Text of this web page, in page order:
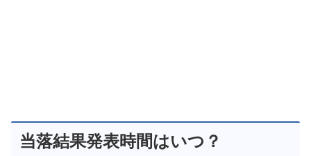
当落結果発表時間はいつ？